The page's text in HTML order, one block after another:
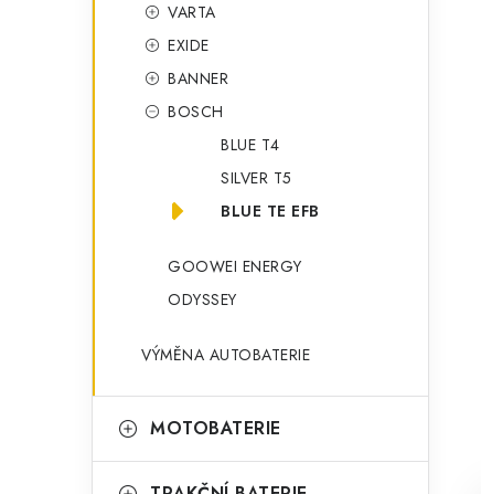
VARTA
EXIDE
BANNER
BOSCH
BLUE T4
SILVER T5
BLUE TE EFB
GOOWEI ENERGY
ODYSSEY
VÝMĚNA AUTOBATERIE
MOTOBATERIE